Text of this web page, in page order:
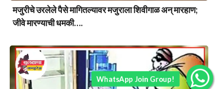
मजुरीचे उरलेले पैसे मागितल्यावर मजुराला शिवीगाळ अन् मारहाण;
जीवे मारण्याची धमकी….
WhatsApp Join Group!